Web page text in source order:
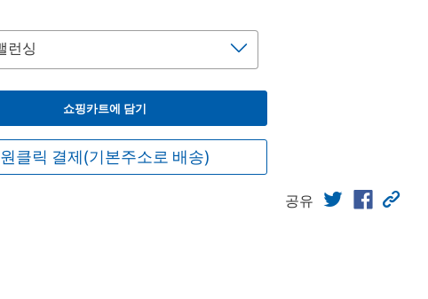
쇼핑카트에 담기
원클릭 결제(기본주소로 배송)
공유